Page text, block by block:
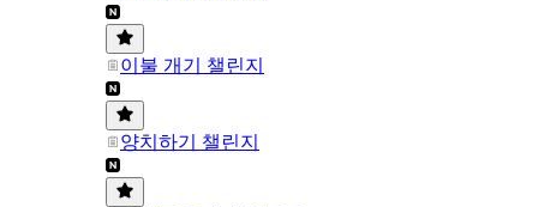
이불 개기 챌린지
양치하기 챌린지